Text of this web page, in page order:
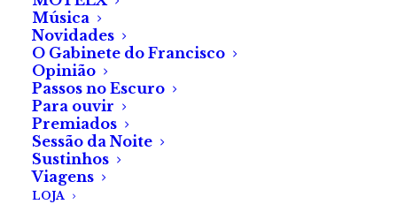
Música
Novidades
O Gabinete do Francisco
Opinião
Passos no Escuro
Para ouvir
Premiados
Sessão da Noite
Sustinhos
Viagens
LOJA
SOBRE O AUTOR
Martim Maria Ramos